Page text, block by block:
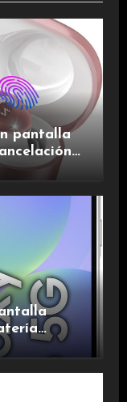
pantalla
larga
una